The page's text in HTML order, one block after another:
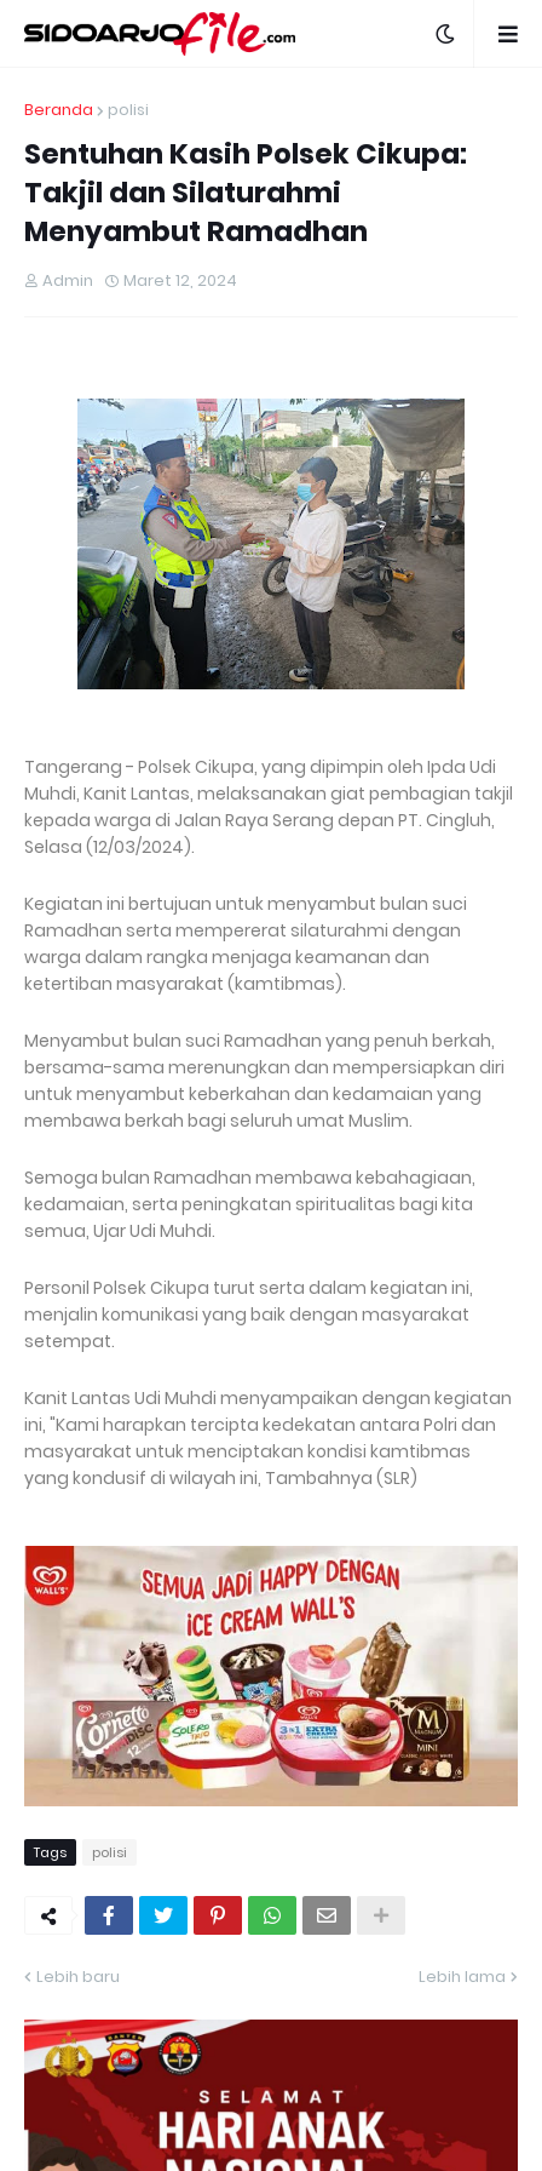
Beranda polisi
Sentuhan Kasih Polsek Cikupa:
Takjil dan Silaturahmi
Menyambut Ramadhan
Admin Maret 12, 2024
Tangerang - Polsek Cikupa, yang dipimpin oleh Ipda Udi
Muhdi, Kanit Lantas, melaksanakan giat pembagian takjil
kepada warga di Jalan Raya Serang depan PT. Cingluh,
Selasa (12/03/2024).
Kegiatan ini bertujuan untuk menyambut bulan suci
Ramadhan serta mempererat silaturahmi dengan
warga dalam rangka menjaga keamanan dan
ketertiban masyarakat (kamtibmas).
Menyambut bulan suci Ramadhan yang penuh berkah,
bersama-sama merenungkan dan mempersiapkan diri
untuk menyambut keberkahan dan kedamaian yang
membawa berkah bagi seluruh umat Muslim.
Semoga bulan Ramadhan membawa kebahagiaan,
kedamaian, serta peningkatan spiritualitas bagi kita
semua, Ujar Udi Muhdi.
Personil Polsek Cikupa turut serta dalam kegiatan ini,
menjalin komunikasi yang baik dengan masyarakat
setempat.
Kanit Lantas Udi Muhdi menyampaikan dengan kegiatan
ini, "Kami harapkan tercipta kedekatan antara Polri dan
masyarakat untuk menciptakan kondisi kamtibmas
yang kondusif di wilayah ini, Tambahnya (SLR)
Tags polisi
Lebih baru Lebih lama